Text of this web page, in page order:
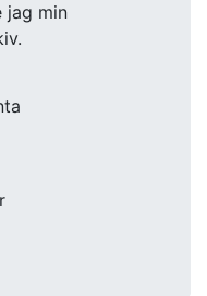
jag min